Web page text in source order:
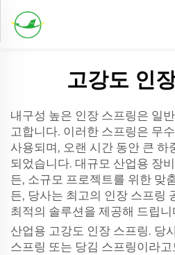
고강도 인
내구성 높은 인장 스프링은 일
고합니다. 이러한 스프링은 무
사용되며, 오랜 시간 동안 큰 하
되었습니다. 대규모 산업용 장
든, 소규모 프로젝트를 위한 맞
든, 당사는 최고의 인장 스프링
최적의 솔루션을 제공해 드립니
산업용 고강도 인장 스프링. 당
스프링 또는 당김 스프링이라